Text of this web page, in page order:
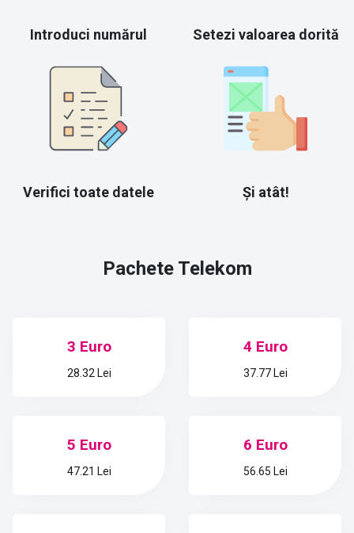
Introduci numărul Setezi valoarea dorită
Verifici toate datele Și atât!
Pachete Telekom
3 Euro
28.32 Lei
4 Euro
37.77 Lei
5 Euro
47.21 Lei
6 Euro
56.65 Lei